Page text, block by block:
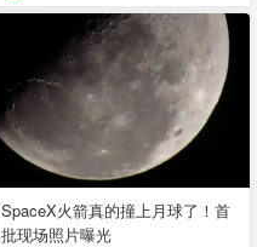
SpaceX火箭真的撞上月球了！首
批现场照片曝光